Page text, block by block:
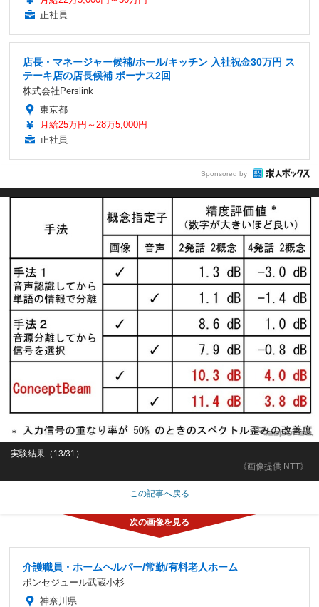
正社員
店長・マネージャー候補/ホール/キッチン 入社祝金30万円 ス
テーキ店の店長候補 ボーナス2回
株式会社Perslink
東京都
月給25万円～28万5,000円
正社員
Sponsored by
《画像提供 NTT》
実験結果（13/31）
この記事へ戻る
介護職員・ホームヘルパー/常勤/有料老人ホーム
ボンセジュール武蔵小杉
神奈川県